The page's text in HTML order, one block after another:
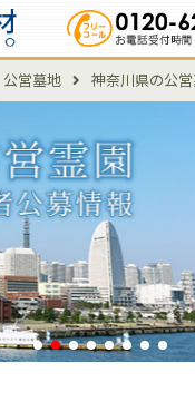
公営墓地 神奈川県の公